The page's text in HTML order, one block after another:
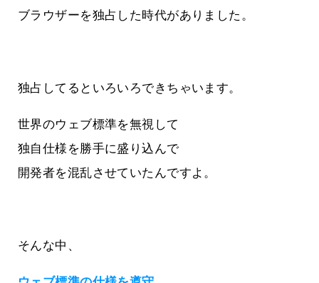
ブラウザーを独占した時代がありました。
独占してるといろいろできちゃいます。
世界のウェブ標準を無視して
独自仕様を勝手に盛り込んで
開発者を混乱させていたんですよ。
そんな中、